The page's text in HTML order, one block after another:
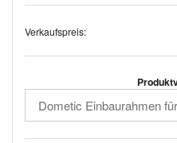
Verkaufspreis: